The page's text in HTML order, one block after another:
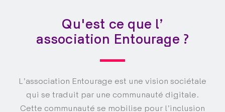
Qu'est ce que l’
association Entourage ?
L’association Entourage est une vision sociétale
qui se traduit par une communauté digitale.
Cette communauté se mobilise pour l’inclusion